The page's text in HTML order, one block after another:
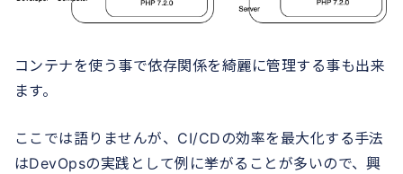
コンテナを使う事で依存関係を綺麗に管理する事も出来
ます。
ここでは語りませんが、CI/CDの効率を最大化する手法
はDevOpsの実践として例に挙がることが多いので、興